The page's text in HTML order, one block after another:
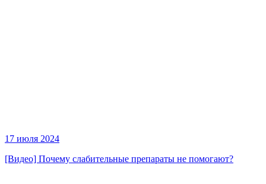
17 июля 2024
[Видео] Почему слабительные препараты не помогают?